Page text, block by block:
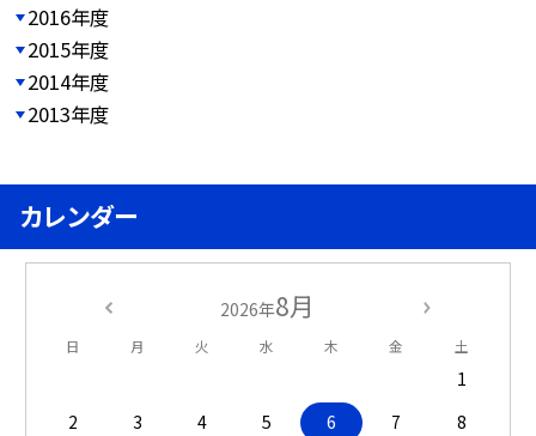
2016年度
2015年度
2014年度
2013年度
カレンダー
2026年8月
日 月 火 水 木 金 土
1
2
3 4 5 6 7
8